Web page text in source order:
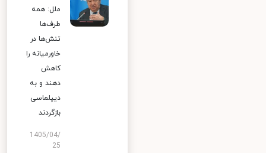
ملل: همه
طرف‌ها
تنش‌ها در
خاورمیانه را
کاهش
دهند و به
دیپلماسی
بازگردند
1405/04/
25